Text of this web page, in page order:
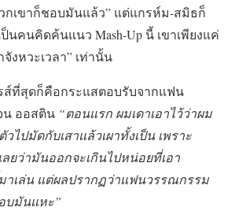
กเขาก็ชอบมันแล้ว” แต่แกรห์ม-สมิธก็
นคนคิดค้นแนว Mash-Up นี้ เขาเพียงแค่
งหวะเวลา” เท่านั้น
ส์ที่สุดก็คือกระแสตอบรับจากแฟน
น ออสติน “ตอนแรก ผมเดาเอาไว้ว่าผม
ไปมัดกับเสาแล้วเผาทั้งเป็น เพราะ
ลยว่ามันออกจะเกินไปหน่อยที่เอา
เล่น แต่ผลปรากฏว่าแฟนวรรณกรรม
บมันแหะ”